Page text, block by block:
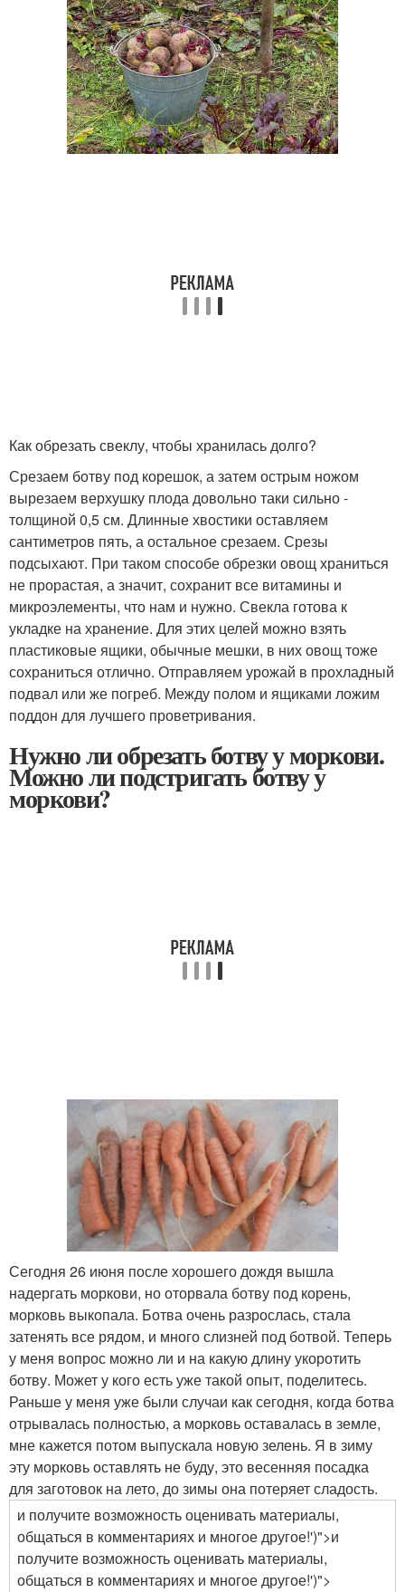
Как обрезать свеклу, чтобы хранилась долго?
Срезаем ботву под корешок, а затем острым ножом
вырезаем верхушку плода довольно таки сильно -
толщиной 0,5 см. Длинные хвостики оставляем
сантиметров пять, а остальное срезаем. Срезы
подсыхают. При таком способе обрезки овощ храниться
не прорастая, а значит, сохранит все витамины и
микроэлементы, что нам и нужно. Свекла готова к
укладке на хранение. Для этих целей можно взять
пластиковые ящики, обычные мешки, в них овощ тоже
сохраниться отлично. Отправляем урожай в прохладный
подвал или же погреб. Между полом и ящиками ложим
поддон для лучшего проветривания.
Нужно ли обрезать ботву у моркови.
Можно ли подстригать ботву у
моркови?
Сегодня 26 июня после хорошего дождя вышла
надергать моркови, но оторвала ботву под корень,
морковь выкопала. Ботва очень разрослась, стала
затенять все рядом, и много слизней под ботвой. Теперь
у меня вопрос можно ли и на какую длину укоротить
ботву. Может у кого есть уже такой опыт, поделитесь.
Раньше у меня уже были случаи как сегодня, когда ботва
отрывалась полностью, а морковь оставалась в земле,
мне кажется потом выпускала новую зелень. Я в зиму
эту морковь оставлять не буду, это весенняя посадка
для заготовок на лето, до зимы она потеряет сладость.
и получите возможность оценивать материалы,
общаться в комментариях и многое другое!')">и
получите возможность оценивать материалы,
общаться в комментариях и многое другое!')">